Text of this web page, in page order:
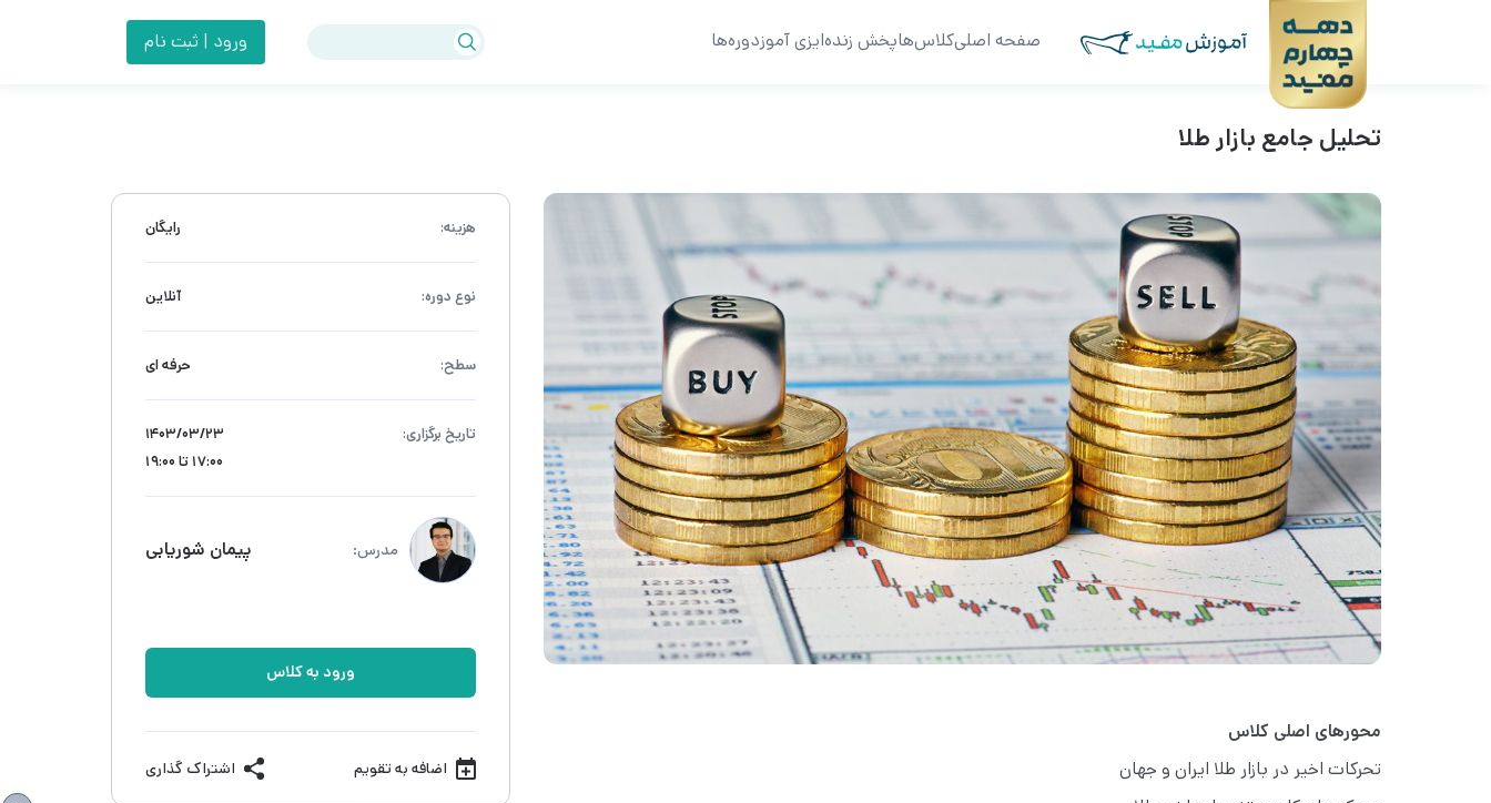
صفحه اصلیکلاس‌هاپخش زندهایزی آموزدوره‌ها ورود | ثبت نام
تحلیل جامع بازار طلا
محورهای اصلی کلاس
تحرکات اخیر در بازار طلا ایران و جهان
هزینه: رایگان
نوع دوره: آنلاین
سطح: حرفه ای
تاریخ برگزاری:
۱۴۰۳/۰۳/۲۳
17:00 تا 19:00
مدرس: پیمان شوریابی
ورود به کلاس
اضافه به تقویم اشتراک گذاری